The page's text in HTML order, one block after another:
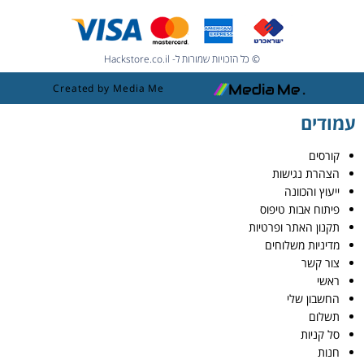
© כל הזכויות שמורות ל- Hackstore.co.il
Created by Media Me
עמודים
קורסים
הצהרת נגישות
ייעוץ והכוונה
פיתוח אבות טיפוס
תקנון האתר ופרטיות
מדיניות משלוחים
צור קשר
ראשי
החשבון שלי
תשלום
סל קניות
חנות